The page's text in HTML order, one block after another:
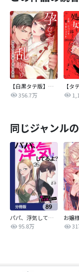
【白黒タテ版】孕むまで乱れいけ～身代わり花嫁と軍服の猛愛
356.7万
同じジャンル
パパ、浮気してるよ？娘と二人でクズ夫を捨てます【分冊版】
95.8万